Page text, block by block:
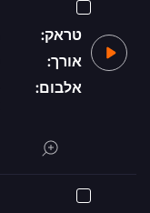
טראק:
אורך:
אלבום: